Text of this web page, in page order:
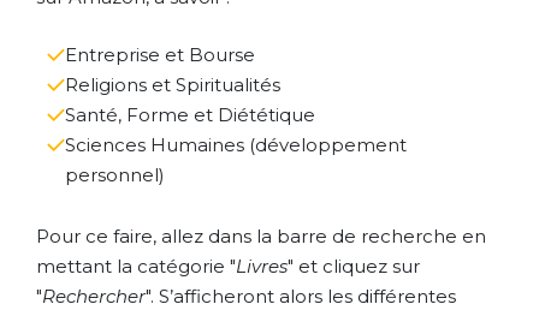
Entreprise et Bourse
Religions et Spiritualités
Santé, Forme et Diététique
Sciences Humaines (développement
personnel)
Pour ce faire, allez dans la barre de recherche en
mettant la catégorie "Livres" et cliquez sur
"Rechercher". S’afficheront alors les différentes